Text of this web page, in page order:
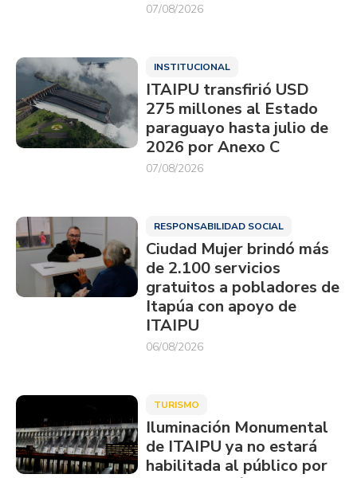
07/08/2026
INSTITUCIONAL
ITAIPU transfirió USD
275 millones al Estado
paraguayo hasta julio de
2026 por Anexo C
07/08/2026
RESPONSABILIDAD SOCIAL
Ciudad Mujer brindó más
de 2.100 servicios
gratuitos a pobladores de
Itapúa con apoyo de
ITAIPU
06/08/2026
TURISMO
Iluminación Monumental
de ITAIPU ya no estará
habilitada al público por